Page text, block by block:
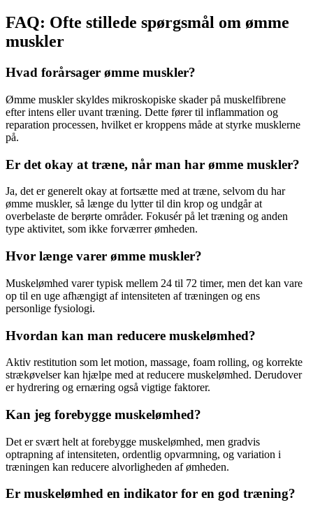
FAQ: Ofte stillede spørgsmål om ømme
muskler
Hvad forårsager ømme muskler?
Ømme muskler skyldes mikroskopiske skader på muskelfibrene
efter intens eller uvant træning. Dette fører til inflammation og
reparation processen, hvilket er kroppens måde at styrke musklerne
på.
Er det okay at træne, når man har ømme muskler?
Ja, det er generelt okay at fortsætte med at træne, selvom du har
ømme muskler, så længe du lytter til din krop og undgår at
overbelaste de berørte områder. Fokusér på let træning og anden
type aktivitet, som ikke forværrer ømheden.
Hvor længe varer ømme muskler?
Muskelømhed varer typisk mellem 24 til 72 timer, men det kan vare
op til en uge afhængigt af intensiteten af træningen og ens
personlige fysiologi.
Hvordan kan man reducere muskelømhed?
Aktiv restitution som let motion, massage, foam rolling, og korrekte
strækøvelser kan hjælpe med at reducere muskelømhed. Derudover
er hydrering og ernæring også vigtige faktorer.
Kan jeg forebygge muskelømhed?
Det er svært helt at forebygge muskelømhed, men gradvis
optrapning af intensiteten, ordentlig opvarmning, og variation i
træningen kan reducere alvorligheden af ømheden.
Er muskelømhed en indikator for en god træning?